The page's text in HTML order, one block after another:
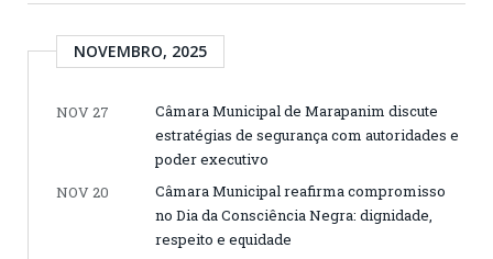
NOVEMBRO, 2025
NOV 27
Câmara Municipal de Marapanim discute
estratégias de segurança com autoridades e
poder executivo
NOV 20
Câmara Municipal reafirma compromisso
no Dia da Consciência Negra: dignidade,
respeito e equidade